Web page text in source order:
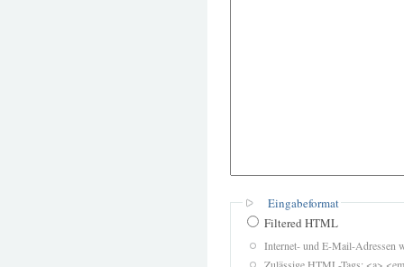
Eingabeformat
Filtered HTML
Internet- und E-Mail-Adressen